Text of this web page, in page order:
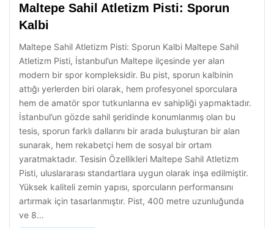
Maltepe Sahil Atletizm Pisti: Sporun
Kalbi
Maltepe Sahil Atletizm Pisti: Sporun Kalbi Maltepe Sahil
Atletizm Pisti, İstanbul’un Maltepe ilçesinde yer alan
modern bir spor kompleksidir. Bu pist, sporun kalbinin
attığı yerlerden biri olarak, hem profesyonel sporculara
hem de amatör spor tutkunlarına ev sahipliği yapmaktadır.
İstanbul’un gözde sahil şeridinde konumlanmış olan bu
tesis, sporun farklı dallarını bir arada buluşturan bir alan
sunarak, hem rekabetçi hem de sosyal bir ortam
yaratmaktadır. Tesisin Özellikleri Maltepe Sahil Atletizm
Pisti, uluslararası standartlara uygun olarak inşa edilmiştir.
Yüksek kaliteli zemin yapısı, sporcuların performansını
artırmak için tasarlanmıştır. Pist, 400 metre uzunluğunda
ve 8…